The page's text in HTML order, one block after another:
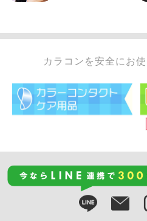
カラコンを安全にお